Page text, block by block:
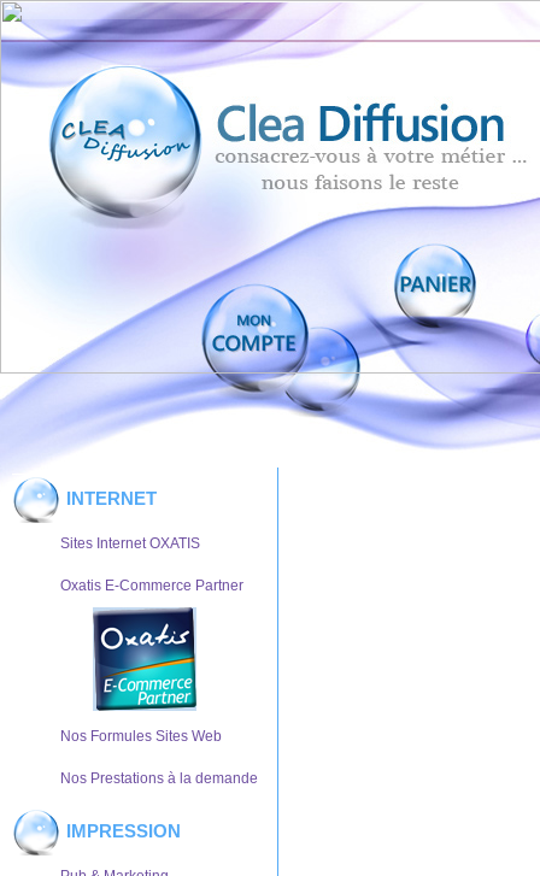
INTERNET
Sites Internet OXATIS
Oxatis E-Commerce Partner
Nos Formules Sites Web
Nos Prestations à la demande
IMPRESSION